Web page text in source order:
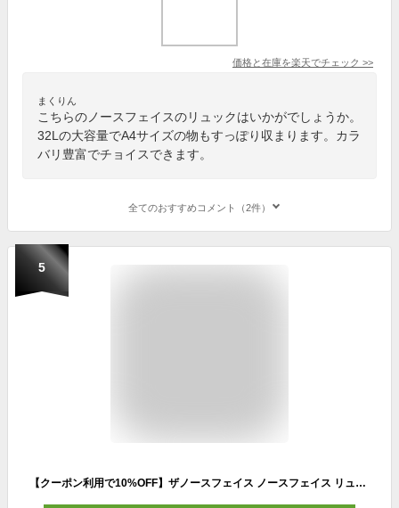
価格と在庫を楽天でチェック >>
まくりん
こちらのノースフェイスのリュックはいかがでしょうか。
32Lの大容量でA4サイズの物もすっぽり収まります。カラ
バリ豊富でチョイスできます。
全てのおすすめコメント（2件）
5
【クーポン利用で10%OFF】ザノースフェイス ノースフェイス リュック リュックサック デイパック リサイクル ポリエステル PCスリーブ付き 大容量 a4 メッシュポケット バッグ 黒 レディース メンズ 大人 通勤 通学 旅行 大学生 高校生 ブランド おしゃれ かばん